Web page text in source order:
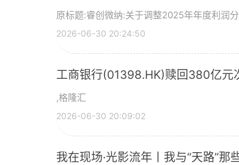
原标题:睿创微纳:关于调整2025年年度利润
2026-06-30 20:24:50
工商银行(01398.HK)赎回380亿元
,格隆汇
2026-06-30 20:09:02
我在现场·光影流年丨我与“天路”那